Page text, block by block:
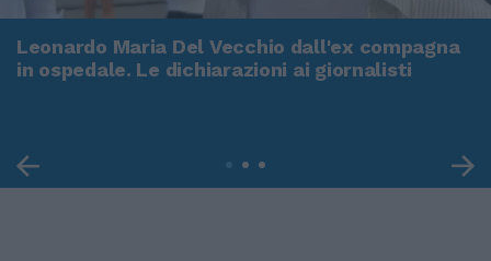
Leonardo Maria Del Vecchio dall'ex compagna
in ospedale. Le dichiarazioni ai giornalisti